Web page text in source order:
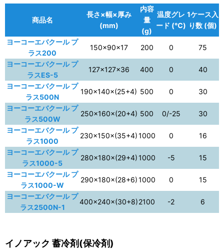
商品名
長さ×幅×厚み
(mm)
内容
量
(g)
温度グレ
ード (℃)
1ケース入
り数 (個)
ヨーコーエバクール プ
ラス200
150×90×17 200 0
75
ヨーコーエバクール プ
ラスES-5
127×127×36 400 0
40
ヨーコーエバクール プ
ラス500N
190×140×(25+4) 500 0
30
ヨーコーエバクール プ
ラス500W
250×160×(20+4) 500 0/-25
30
ヨーコーエバクール プ
ラス1000
230×150×(35+4)1000 0
16
ヨーコーエバクール プ
ラス1000-5
280×180×(29+4)1000 -5
15
ヨーコーエバクール プ
ラス1000-W
290×180×(28+6)1000 0
15
ヨーコーエバクール プ
ラス2500N-1
400×240×(30+8)2100 -2 6
イノアック 蓄冷剤(保冷剤)